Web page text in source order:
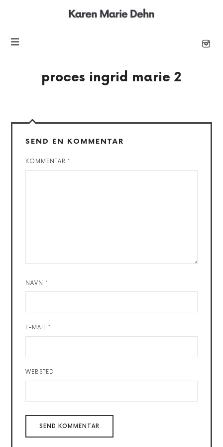
Karen
proces ingrid marie 2
SEND EN KOMMENTAR
KOMMENTAR*
NAVN*
E-MAIL*
WEBSTED